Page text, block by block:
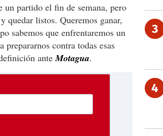
un partido el fin de semana, pero
quedar listos. Queremos ganar,
sabemos que enfrentaremos un
contra todas esas
ante Motagua.
3
4